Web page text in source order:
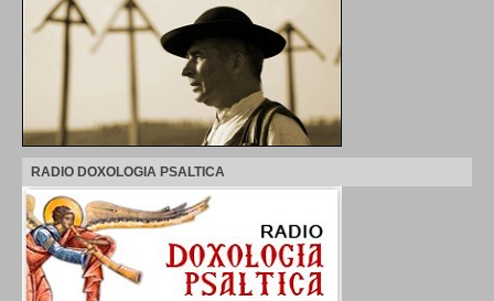
RADIO DOXOLOGIA PSALTICA